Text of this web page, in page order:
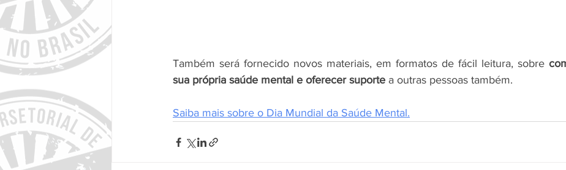
Também será fornecido novos materiais, em formatos de fácil leitura, sobre
sua própria saúde mental e oferecer suporte a outras pessoas também.
Saiba mais sobre o Dia Mundial da Saúde Mental.